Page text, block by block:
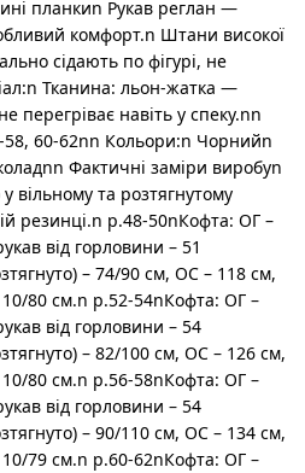
планкиn Рукав реглан —
комфорт.n Штани високої
сідають по фігурі, не
Тканина: льон-жатка —
перегріває навіть у спеку.nn
58, 60-62nn Кольори:n Чорнийn
Фактичні заміри виробуn
вільному та розтягнутому
резинці.n р.48-50nКофта: ОГ –
від горловини – 51
– 74/90 см, ОС – 118 см,
80 см.n р.52-54nКофта: ОГ –
від горловини – 54
– 82/100 см, ОС – 126 см,
80 см.n р.56-58nКофта: ОГ –
від горловини – 54
– 90/110 см, ОС – 134 см,
79 см.n р.60-62nКофта: ОГ –